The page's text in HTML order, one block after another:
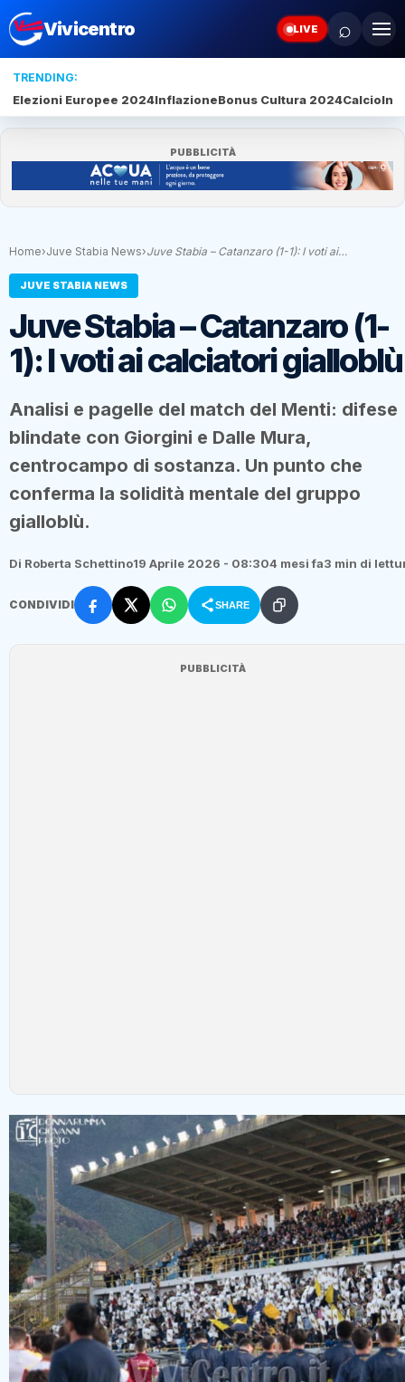
Vivicentro LIVE ⌕
TRENDING:
Elezioni Europee 2024InflazioneBonus Cultura 2024Calcio
PUBBLICITÀ
Home›Juve Stabia News›Juve Stabia – Catanzaro (1-1): I voti ai…
JUVE STABIA NEWS
Juve Stabia – Catanzaro (1-
1): I voti ai calciatori gialloblù
Analisi e pagelle del match del Menti: difese
blindate con Giorgini e Dalle Mura,
centrocampo di sostanza. Un punto che
conferma la solidità mentale del gruppo
gialloblù.
Di Roberta Schettino19 Aprile 2026 - 08:304 mesi fa3 min di
CONDIVIDI SHARE
PUBBLICITÀ